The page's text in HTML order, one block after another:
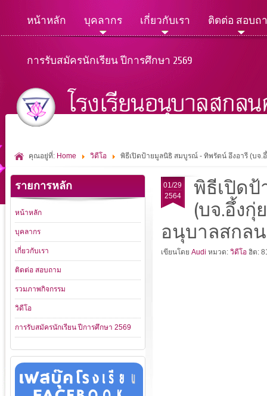
หน้าหลัก บุคลากร เกี่ยวกับเรา ติดต่อ สอบถ
การรับสมัครนักเรียน ปีการศึกษา 2569
คุณอยู่ที่: Home วิดีโอ พิธีเปิดป้ายมูลนิธิ สมบูรณ์ - ทิพรัตน์ อึงอารี (บจ.
01/29
2564
พิธีเปิด
(บจ.อึ้งกุ่
อนุบาลสกล
เขียนโดย Audi หมวด: วิดีโอ ฮิต:
รายการหลัก
หน้าหลัก
บุคลากร
เกี่ยวกับเรา
ติดต่อ สอบถาม
รวมภาพกิจกรรม
วิดีโอ
การรับสมัครนักเรียน ปีการศึกษา 2569